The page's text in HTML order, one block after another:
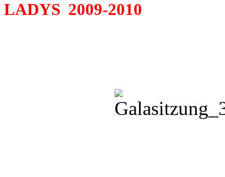
LADYS 2009-2010